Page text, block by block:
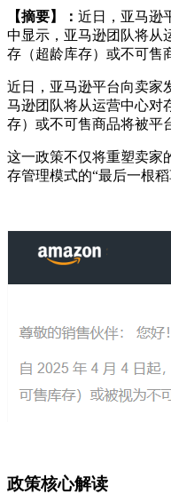
【摘要】： 近日，亚马逊
中显示，亚马逊团队将从
存（超龄库存）或不可售
近日，亚马逊平台向卖家
马逊团队将从运营中心对
存）或不可售商品将被平
这一政策不仅将重塑卖家
存管理模式的“最后一根稻
政策核心解读